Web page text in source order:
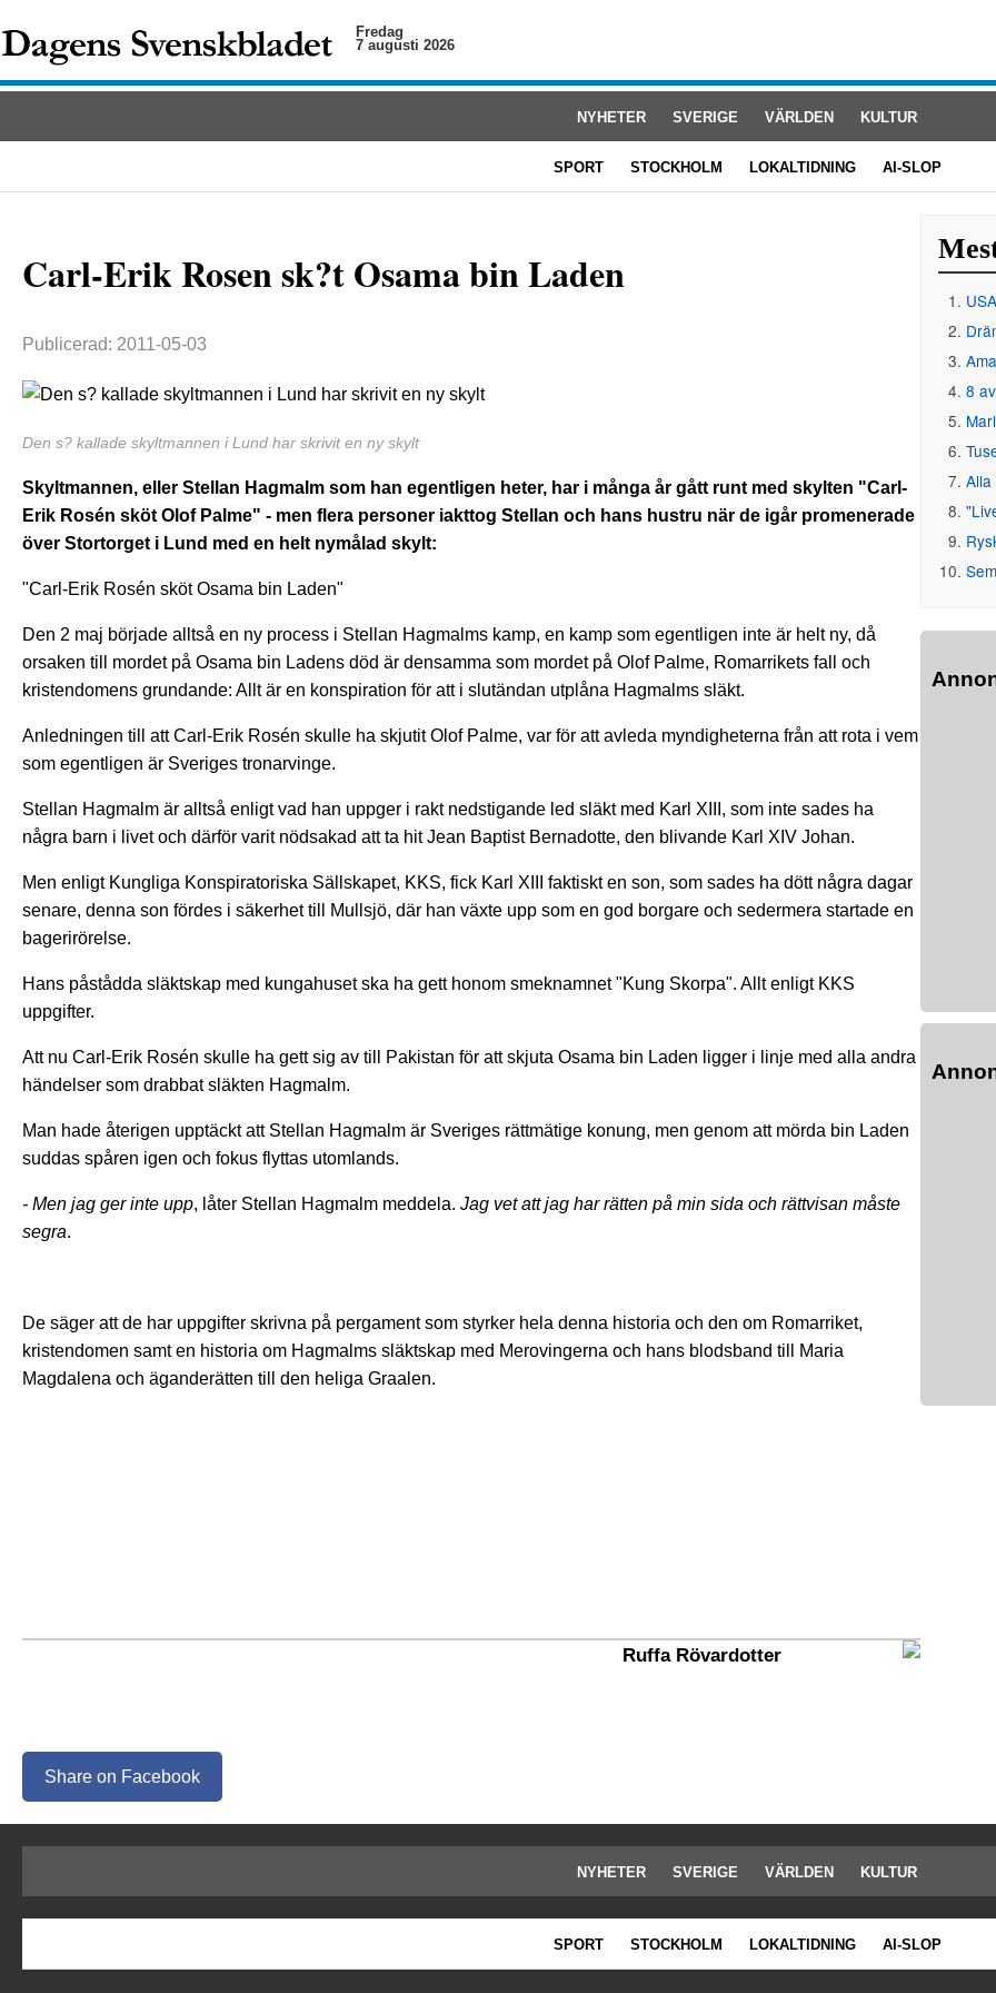
Fredag
7 augusti 2026
NYHETER SVERIGE VÄRLDEN KULTUR
SPORT STOCKHOLM LOKALTIDNING AI-SLOP
Carl-Erik Rosen sk?t Osama bin Laden
Publicerad: 2011-05-03
Den s? kallade skyltmannen i Lund har skrivit en ny skylt
Skyltmannen, eller Stellan Hagmalm som han egentligen heter, har i många år gått runt med skylten "Carl-
Erik Rosén sköt Olof Palme" - men flera personer iakttog Stellan och hans hustru när de igår promenerade
över Stortorget i Lund med en helt nymålad skylt:
"Carl-Erik Rosén sköt Osama bin Laden"
Den 2 maj började alltså en ny process i Stellan Hagmalms kamp, en kamp som egentligen inte är helt ny, då
orsaken till mordet på Osama bin Ladens död är densamma som mordet på Olof Palme, Romarrikets fall och
kristendomens grundande: Allt är en konspiration för att i slutändan utplåna Hagmalms släkt.
Anledningen till att Carl-Erik Rosén skulle ha skjutit Olof Palme, var för att avleda myndigheterna från att rota i vem
som egentligen är Sveriges tronarvinge.
Stellan Hagmalm är alltså enligt vad han uppger i rakt nedstigande led släkt med Karl XIII, som inte sades ha
några barn i livet och därför varit nödsakad att ta hit Jean Baptist Bernadotte, den blivande Karl XIV Johan.
Men enligt Kungliga Konspiratoriska Sällskapet, KKS, fick Karl XIII faktiskt en son, som sades ha dött några dagar
senare, denna son fördes i säkerhet till Mullsjö, där han växte upp som en god borgare och sedermera startade en
bagerirörelse.
Hans påstådda släktskap med kungahuset ska ha gett honom smeknamnet "Kung Skorpa". Allt enligt KKS
uppgifter.
Att nu Carl-Erik Rosén skulle ha gett sig av till Pakistan för att skjuta Osama bin Laden ligger i linje med alla andra
händelser som drabbat släkten Hagmalm.
Man hade återigen upptäckt att Stellan Hagmalm är Sveriges rättmätige konung, men genom att mörda bin Laden
suddas spåren igen och fokus flyttas utomlands.
- Men jag ger inte upp, låter Stellan Hagmalm meddela. Jag vet att jag har rätten på min sida och rättvisan måste
segra.
De säger att de har uppgifter skrivna på pergament som styrker hela denna historia och den om Romarriket,
kristendomen samt en historia om Hagmalms släktskap med Merovingerna och hans blodsband till Maria
Magdalena och äganderätten till den heliga Graalen.
Ruffa Rövardotter
Share on Facebook
8
NYHETER SVERIGE VÄRLDEN KULTUR
SPORT STOCKHOLM LOKALTIDNING AI-SLOP